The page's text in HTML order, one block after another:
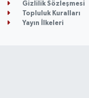
Gizlilik Sözleşmesi
Topluluk Kuralları
Yayın İlkeleri